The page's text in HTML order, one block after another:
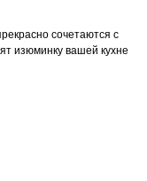
сочетаются с
изюминку вашей кухне